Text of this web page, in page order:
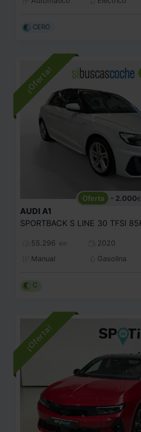
CERO
- 2.000€
AUDI A1
55.296 km
2020
Manual
Gasolina
C